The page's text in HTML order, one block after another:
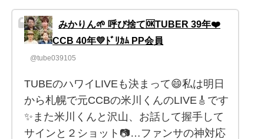
みかりん🌱 呼び捨て🆗TUBER 39年❤️
CCB 40年💛ﾄﾞﾘｶﾑ PP会員
@tube039105
TUBEのハワイLIVEも決まって😄私は明日
から札幌で元CCBの米川くんのLIVE🎸です
✨また米川くんと沢山、お話して握手して
サインと２ショット📷…ファンサの神対応